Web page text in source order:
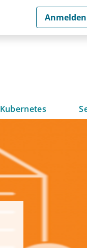
Anmelden
Kubernetes